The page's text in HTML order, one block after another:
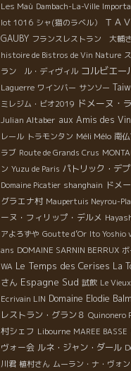
Les Maù Dambach-La-Ville
lot 1016 シャ(猫のラベル） ＴＡ
GAUBY フランスレストラン 大輔
histoire de Bistros de Vin Nature
ラン ル・ディヴィル コルビエー
Laguerre ワインバー サンソー
ミレジム・ビオ2019 ドメーヌ・
Julian Altaber aux Amis des
レール トラモンタン Méli Mélo 南
ラブ Route de Grands Crus
ン Yuzu de Paris パトリック・デ
Domaine Picatier shanghain ドメ
グラエナ村 Maupertuis Neyrou-
ーヌ・フィリップ・デルメ
アよろずや Goutte d’Or Ito Yoshio
ans DOMAINE SARNIN BERRUX
WA Le Temps des Cerises La
さん Espagne Sud 試飲 Le
Ecrivain LIN Domaine Elodie
レストラン・グラン８ Quinonero
村シェフ Libourne MAREE BASSE
ヴォー会 ルネ・ジャン・ダール
川君 植村さん ムーラン・ナ・ヴォン